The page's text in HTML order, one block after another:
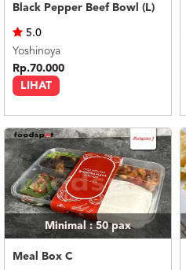
Black Pepper Beef Bowl (L)
LIHAT
5.0
Yoshinoya
Rp.70.000
Minimal : 50pax
Meal Box C